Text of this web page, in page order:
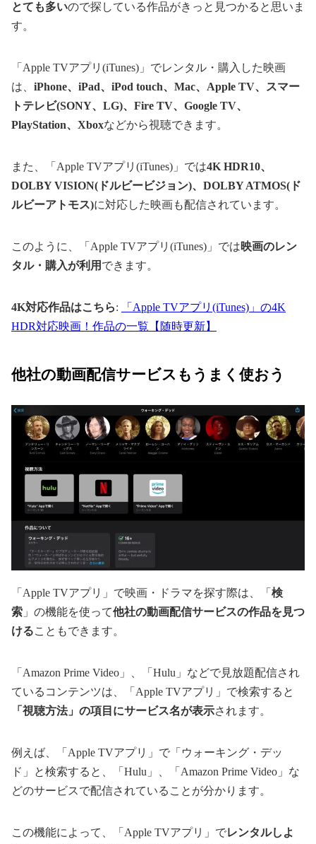
とても多いので探している作品がきっと見つかると思いま
す。
「Apple TVアプリ(iTunes)」でレンタル・購入した映画
は、 iPhone、iPad、iPod touch、Mac、Apple TV、スマー
トテレビ(SONY、LG)、Fire TV、Google TV、
PlayStation、Xboxなどから視聴できます。
また、「Apple TVアプリ(iTunes)」では4K HDR10、
DOLBY VISION(ドルビービジョン)、DOLBY ATMOS(ド
ルビーアトモス)に対応した映画も配信されています。
このように、「Apple TVアプリ(iTunes)」では映画のレン
タル・購入が利用 できます。
4K対応作品はこちら:
「Apple TVアプリ(iTunes)」の4K
HDR対応映画！作品の一覧【随時更新】
他社の動画配信サービスもうまく使おう
「Apple TVアプリ」で映画・ドラマを探す際は、「 検
索 」の機能を使って他社の動画配信サービスの作品を見つ
けることもできます。
「Amazon Prime Video」、「Hulu」などで見放題配信され
ているコンテンツは、「Apple TVアプリ」で検索すると
「視聴方法」の項目にサービス名が表示されます。
例えば、「Apple TVアプリ」で「ウォーキング・デッ
ド」と検索すると、「Hulu」、「Amazon Prime Video」な
どのサービスで配信されていることが分かります。
この機能によって、「Apple TVアプリ」でレンタルしよ